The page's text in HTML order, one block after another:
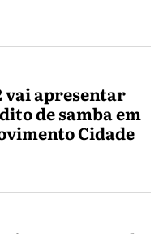
vai apresentar
de samba em
Cidade